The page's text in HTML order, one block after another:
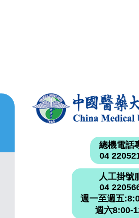
總機電話
04
人工掛號
04
週一至週五
週六8:00-